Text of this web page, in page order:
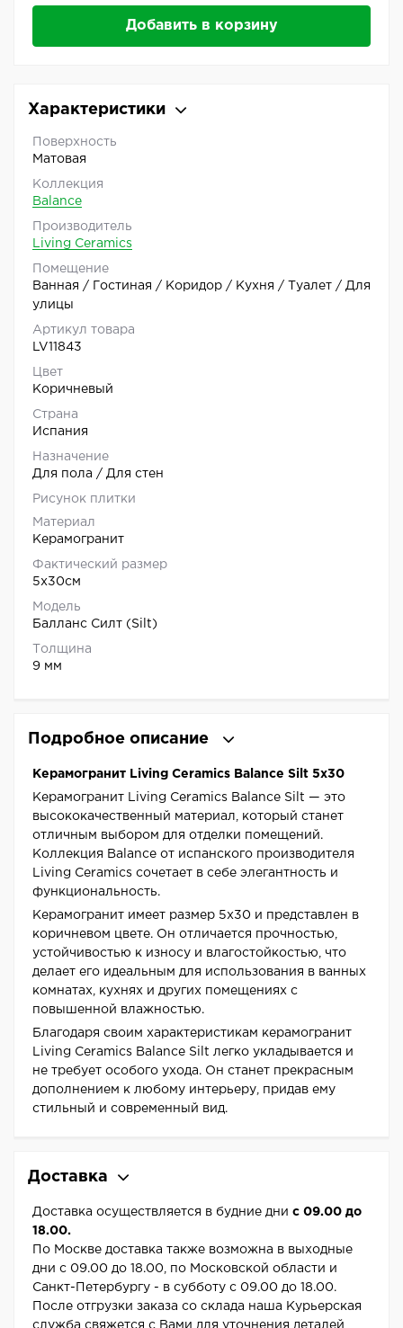
Добавить в корзину
Характеристики
Поверхность
Матовая
Коллекция
Balance
Производитель
Living Ceramics
Помещение
Ванная / Гостиная / Коридор / Кухня / Туалет / Для
улицы
Артикул товара
LV11843
Цвет
Коричневый
Страна
Испания
Назначение
Для пола / Для стен
Рисунок плитки
Материал
Керамогранит
Фактический размер
5x30см
Модель
Балланс Силт (Silt)
Толщина
9 мм
Подробное описание
Керамогранит Living Ceramics Balance Silt 5x30
Керамогранит Living Ceramics Balance Silt — это
высококачественный материал, который станет
отличным выбором для отделки помещений.
Коллекция Balance от испанского производителя
Living Ceramics сочетает в себе элегантность и
функциональность.
Керамогранит имеет размер 5x30 и представлен в
коричневом цвете. Он отличается прочностью,
устойчивостью к износу и влагостойкостью, что
делает его идеальным для использования в ванных
комнатах, кухнях и других помещениях с
повышенной влажностью.
Благодаря своим характеристикам керамогранит
Living Ceramics Balance Silt легко укладывается и
не требует особого ухода. Он станет прекрасным
дополнением к любому интерьеру, придав ему
стильный и современный вид.
Доставка
Доставка осуществляется в будние дни с 09.00 до
18.00.
По Москве доставка также возможна в выходные
дни с 09.00 до 18.00, по Московской области и
Санкт-Петербургу - в субботу с 09.00 до 18.00.
После отгрузки заказа со склада наша Курьерская
служба свяжется с Вами для уточнения деталей